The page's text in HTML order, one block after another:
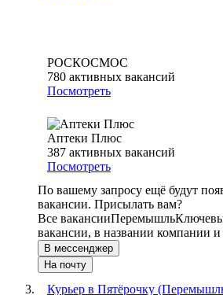
РОСКОСМОС
780 активных вакансий
Посмотреть
Аптеки Плюс
387 активных вакансий
Посмотреть
По вашему запросу ещё будут
вакансии. Присылать вам?
Все вакансииПеремышль
вакансии, в названии компании
В мессенджер
На почту
Курьер в Пятёрочку